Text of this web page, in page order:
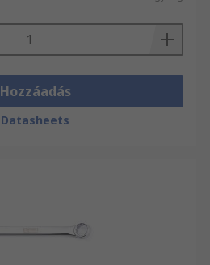
Hozzáadás
Datasheets